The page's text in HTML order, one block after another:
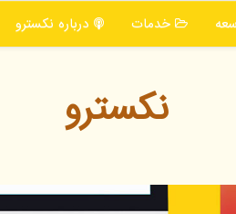
خدمات درباره نكسترو
نكسترو